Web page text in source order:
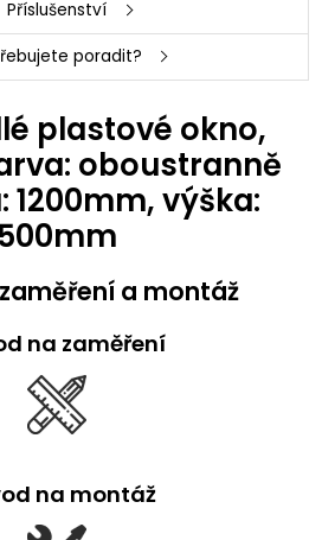
Příslušenství
poradit?
plastové okno,
oboustranně
1200mm, výška:
a montáž
na zaměření
na montáž